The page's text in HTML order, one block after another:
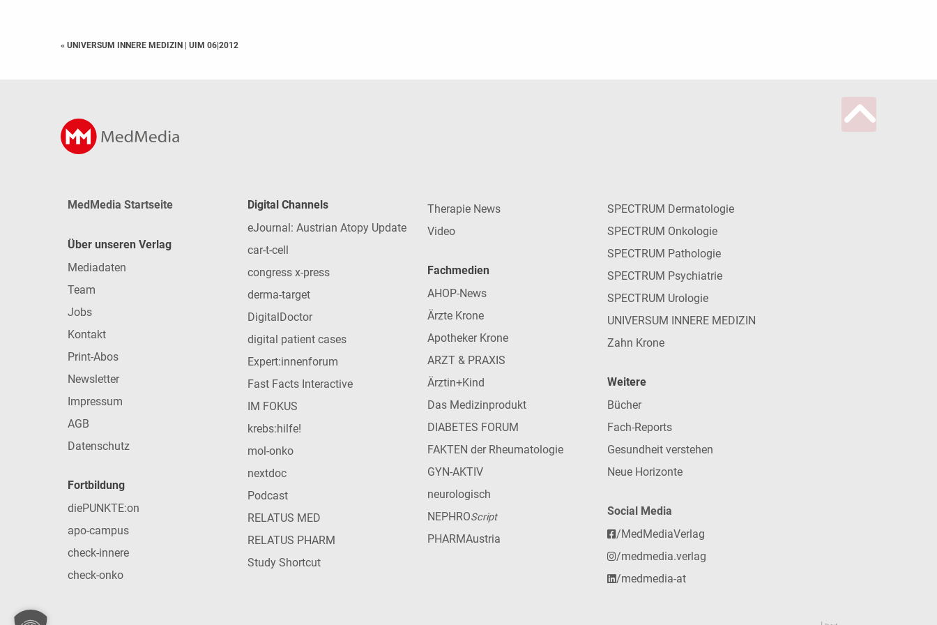
« UNIVERSUM INNERE MEDIZIN | UIM 06|2012
MedMedia Startseite
Über unseren Verlag
Mediadaten
Team
Jobs
Kontakt
Print-Abos
Newsletter
Impressum
AGB
Datenschutz
Fortbildung
diePUNKTE:on
apo-campus
check-innere
check-onko
Digital Channels
eJournal: Austrian Atopy Update
car-t-cell
congress x-press
derma-target
DigitalDoctor
digital patient cases
Expert:innenforum
Fast Facts Interactive
IM FOKUS
krebs:hilfe!
mol-onko
nextdoc
Podcast
RELATUS MED
RELATUS PHARM
Study Shortcut
Therapie News
Video
Fachmedien
AHOP-News
Ärzte Krone
Apotheker Krone
ARZT & PRAXIS
Ärztin+Kind
Das Medizinprodukt
DIABETES FORUM
FAKTEN der Rheumatologie
GYN-AKTIV
neurologisch
NEPHROScript
PHARMAustria
SPECTRUM Dermatologie
SPECTRUM Onkologie
SPECTRUM Pathologie
SPECTRUM Psychiatrie
SPECTRUM Urologie
UNIVERSUM INNERE MEDIZIN
Zahn Krone
Weitere
Bücher
Fach-Reports
Gesundheit verstehen
Neue Horizonte
Social Media
/MedMediaVerlag
/medmedia.verlag
/medmedia-at